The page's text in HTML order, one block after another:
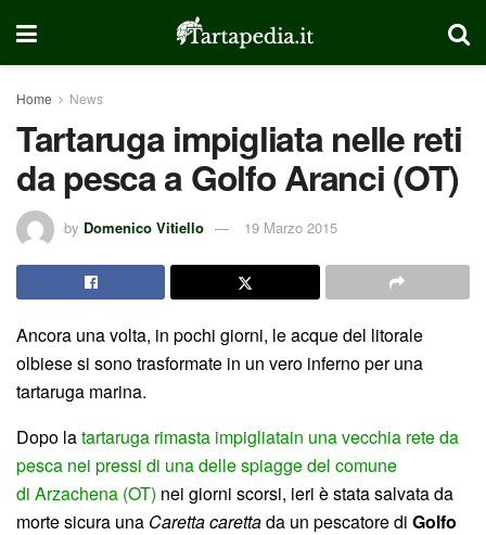
Home News
Tartaruga impigliata nelle reti
da pesca a Golfo Aranci (OT)
by Domenico Vitiello 19 Marzo 2015
Ancora una volta, in pochi giorni, le acque del litorale
olbiese si sono trasformate in un vero inferno per una
tartaruga marina.
Dopo latartaruga rimasta impigliatain una vecchia rete da
pesca nei pressi di una delle spiagge del comune
di Arzachena (OT) nei giorni scorsi, ieri è stata salvata da
morte sicura una Caretta carettada un pescatore di Golfo